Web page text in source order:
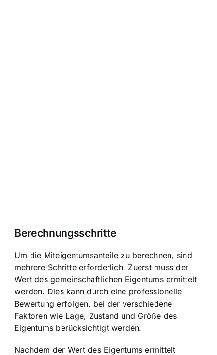
Berechnungsschritte
Um die Miteigentumsanteile zu berechnen, sind
mehrere Schritte erforderlich. Zuerst muss der
Wert des gemeinschaftlichen Eigentums ermittelt
werden. Dies kann durch eine professionelle
Bewertung erfolgen, bei der verschiedene
Faktoren wie Lage, Zustand und Größe des
Eigentums berücksichtigt werden.
Nachdem der Wert des Eigentums ermittelt